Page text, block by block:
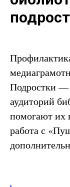
Подростки —
аудиторий
помогают их
работа с